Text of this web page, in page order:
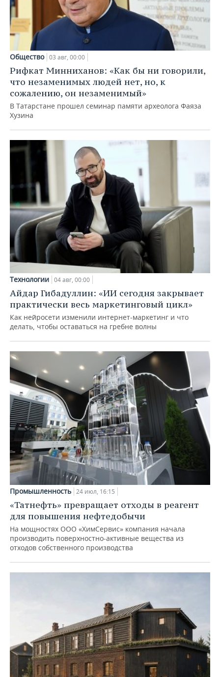
Общество 03 авг, 00:00
Рифкат Минниханов: «Как бы ни говорили,
что незаменимых людей нет, но, к
сожалению, он незаменимый»
В Татарстане прошел семинар памяти археолога Фаяза
Хузина
Технологии 04 авг, 00:00
Айдар Гибадуллин: «ИИ сегодня закрывает
практически весь маркетинговый цикл»
Как нейросети изменили интернет-маркетинг и что
делать, чтобы оставаться на гребне волны
Промышленность 24 июл, 16:15
«Татнефть» превращает отходы в реагент
для повышения нефтедобычи
На мощностях ООО «ХимСервис» компания начала
производить поверхностно-активные вещества из
отходов собственного производства